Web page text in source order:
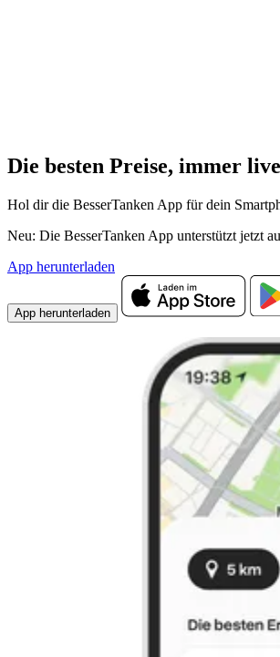
Die besten Preise, immer live
Hol dir die BesserTanken App für dein
Neu: Die BesserTanken App unterstützt jetzt
App herunterladen
App herunterladen